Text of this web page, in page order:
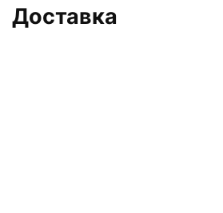
Доставка